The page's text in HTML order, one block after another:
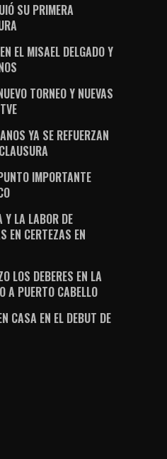
SU PRIMERA
EL MISAEL DELGADO Y
TORNEO Y NUEVAS
YA SE REFUERZAN
IMPORTANTE
Y LA LABOR DE
EN CERTEZAS EN
LOS DEBERES EN LA
A PUERTO CABELLO
CASA EN EL DEBUT DE